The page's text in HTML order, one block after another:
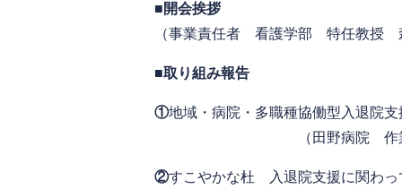
■開会挨拶
（事業責任者 看護学部 特任教
■取り組み報告
①地域・病院・多職種協働型入退院
（田野病院 作業療法
②すこやかな杜 入退院支援に関わ